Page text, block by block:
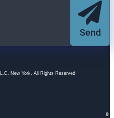
Send
New York. All Rights Reserved.
0